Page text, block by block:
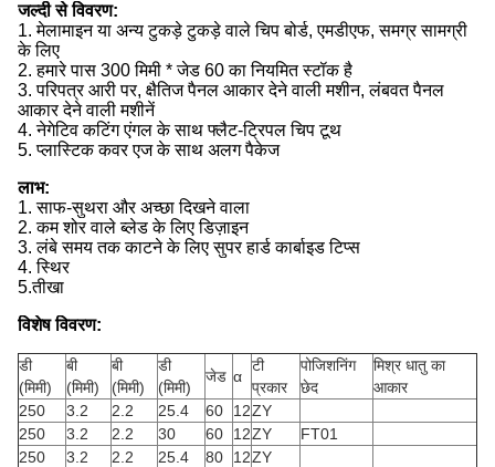
जल्दी से विवरण:
1. मेलामाइन या अन्य टुकड़े टुकड़े वाले चिप बोर्ड, एमडीएफ, समग्र सामग्री
के लिए
2. हमारे पास 300 मिमी * जेड 60 का नियमित स्टॉक है
3. परिपत्र आरी पर, क्षैतिज पैनल आकार देने वाली मशीन, लंबवत पैनल
आकार देने वाली मशीनें
4. नेगेटिव कटिंग एंगल के साथ फ्लैट-ट्रिपल चिप टूथ
5. प्लास्टिक कवर एज के साथ अलग पैकेज
लाभ:
1. साफ-सुथरा और अच्छा दिखने वाला
2. कम शोर वाले ब्लेड के लिए डिज़ाइन
3. लंबे समय तक काटने के लिए सुपर हार्ड कार्बाइड टिप्स
4. स्थिर
5.तीखा
विशेष विवरण:
डी
(मिमी)
बी
(मिमी)
बी
(मिमी)
डी
(मिमी)
जेड α
टी
प्रकार
पोजिशनिंग
छेद
मिश्र धातु का
आकार
250
3.2 2.2 25.4 60 12ZY
250
3.2 2.2 30 60 12ZY
FT01
250
3.2 2.2 25.4 80 12ZY